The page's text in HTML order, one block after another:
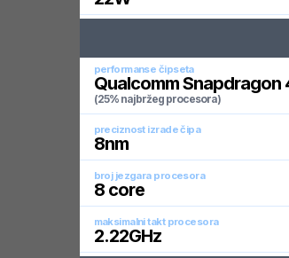
performanse čipseta
Qualcomm Snapdragon
(25% najbržeg procesora)
preciznost izrade čipa
8nm
broj jezgara procesora
8core
maksimalni takt procesora
2.22GHz